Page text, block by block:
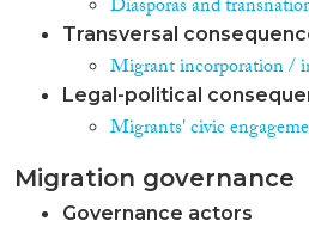
și românii din
Diasporas and
Transversal
Migrant incorporation /
Legal-political
Migrants' civic
Migration governance
Governance actors